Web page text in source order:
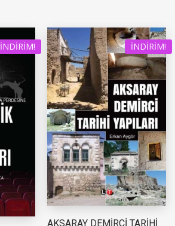
İNDIRIM! İNDIRIM!
AKSARAY DEMİRCİ TARİHİ